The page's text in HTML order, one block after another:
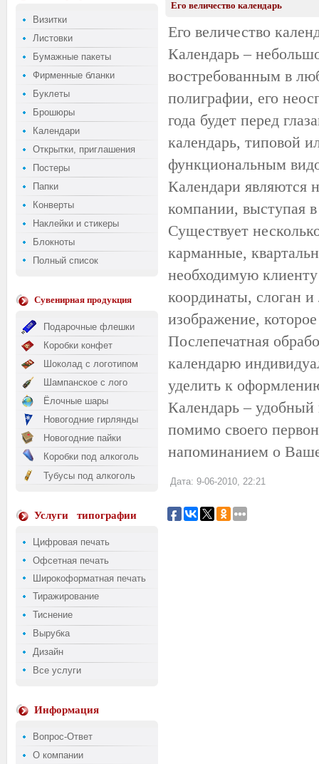
Визитки
Листовки
Бумажные пакеты
Фирменные бланки
Буклеты
Брошюры
Календари
Открытки, приглашения
Постеры
Папки
Конверты
Наклейки и стикеры
Блокноты
Полный список
Сувенирная продукция
Подарочные флешки
Коробки конфет
Шоколад с логотипом
Шампанское с лого
Ёлочные шары
Новогодние гирлянды
Новогодние пайки
Коробки под алкоголь
Тубусы под алкоголь
Услуги типографии
Цифровая печать
Офсетная печать
Широкоформатная печать
Тиражирование
Тиснение
Вырубка
Дизайн
Все услуги
Информация
Вопрос-Ответ
О компании
Его величество календарь
Его величество
Календарь –
востребованным в
полиграфии, его
года будет перед
календарь, типовой
функциональным
Календари являются
компании, выступая в
Существует
карманные,
необходимую
координаты, слоган и
изображение,
Послепечатная
календарю
уделить к
Календарь –
помимо своего
напоминанием о
Дата: 9-06-2010, 22:21